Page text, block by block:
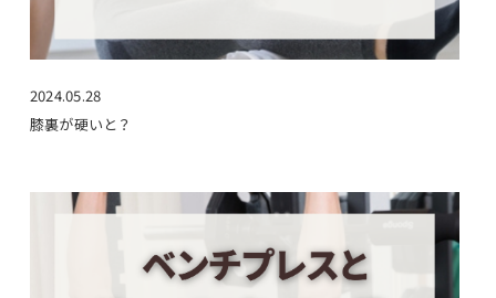
2024.05.28
膝裏が硬いと？